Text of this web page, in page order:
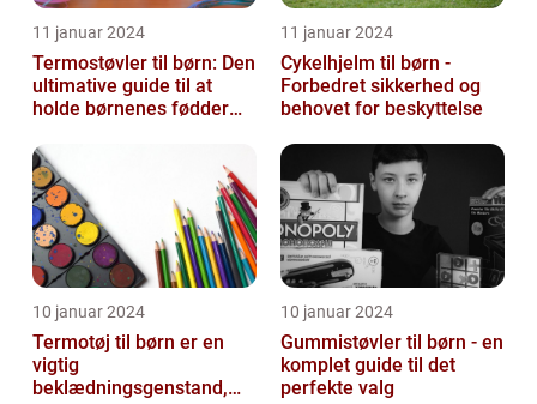
11 januar 2024
Termostøvler til børn: Den
ultimative guide til at
holde børnenes fødder
11 januar 2024
Cykelhjelm til børn -
Forbedret sikkerhed og
behovet for beskyttelse
10 januar 2024
Termotøj til børn er en
vigtig
beklædningsgenstand,
10 januar 2024
Gummistøvler til børn - en
komplet guide til det
perfekte valg